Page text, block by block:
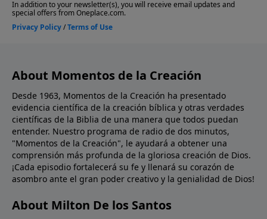
About Momentos de la Creación
Desde 1963, Momentos de la Creación ha presentado
evidencia científica de la creación bíblica y otras verdades
científicas de la Biblia de una manera que todos puedan
entender. Nuestro programa de radio de dos minutos,
"Momentos de la Creación", le ayudará a obtener una
comprensión más profunda de la gloriosa creación de Dios.
¡Cada episodio fortalecerá su fe y llenará su corazón de
asombro ante el gran poder creativo y la genialidad de Dios!
About Milton De los Santos